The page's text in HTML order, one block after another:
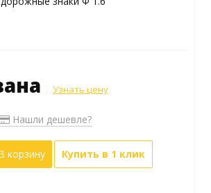
Узнать цену
Нашли дешевле?
корзину Купить в 1 клик